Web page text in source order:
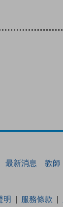
最新消息 教師
明 服務條款